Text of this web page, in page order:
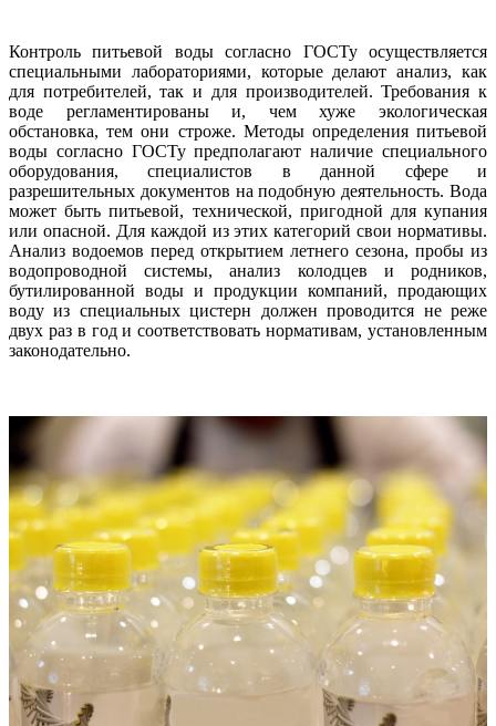
Контроль питьевой воды согласно ГОСТу осуществляется
специальными лабораториями, которые делают анализ, как
для потребителей, так и для производителей. Требования к
воде регламентированы и, чем хуже экологическая
обстановка, тем они строже. Методы определения питьевой
воды согласно ГОСТу предполагают наличие специального
оборудования, специалистов в данной сфере и
разрешительных документов на подобную деятельность. Вода
может быть питьевой, технической, пригодной для купания
или опасной. Для каждой из этих категорий свои нормативы.
Анализ водоемов перед открытием летнего сезона, пробы из
водопроводной системы, анализ колодцев и родников,
бутилированной воды и продукции компаний, продающих
воду из специальных цистерн должен проводится не реже
двух раз в год и соответствовать нормативам, установленным
законодательно.